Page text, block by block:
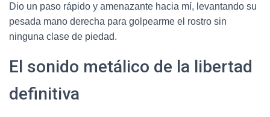
Dio un paso rápido y amenazante hacia mí, levantando su
pesada mano derecha para golpearme el rostro sin
ninguna clase de piedad.
El sonido metálico de la libertad
definitiva